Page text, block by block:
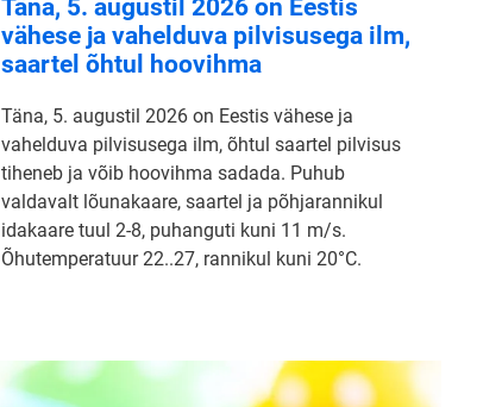
Täna, 5. augustil 2026 on Eestis
vähese ja vahelduva pilvisusega ilm,
saartel õhtul hoovihma
Täna, 5. augustil 2026 on Eestis vähese ja
vahelduva pilvisusega ilm, õhtul saartel pilvisus
tiheneb ja võib hoovihma sadada. Puhub
valdavalt lõunakaare, saartel ja põhjarannikul
idakaare tuul 2-8, puhanguti kuni 11 m/s.
Õhutemperatuur 22..27, rannikul kuni 20°C.